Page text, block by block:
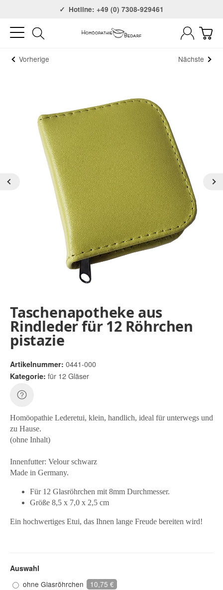
Versandkostenfrei ab 75€Hotline: +49 (0) 7308-929461
Vorherige Nächste
Taschenapotheke aus
Rindleder für 12 Röhrchen
pistazie
Artikelnummer: 0441-000
Kategorie: für 12 Gläser
Homöopathie Lederetui, klein, handlich, ideal für unterwegs und
zu Hause.
(ohne Inhalt)
Innenfutter: Velour schwarz
Made in Germany.
Für 12 Glasröhrchen mit 8mm Durchmesser.
Größe 8,5 x 7,0 x 2,5 cm
Ein hochwertiges Etui, das Ihnen lange Freude bereiten wird!
Auswahl
ohne Glasröhrchen
10,75 €